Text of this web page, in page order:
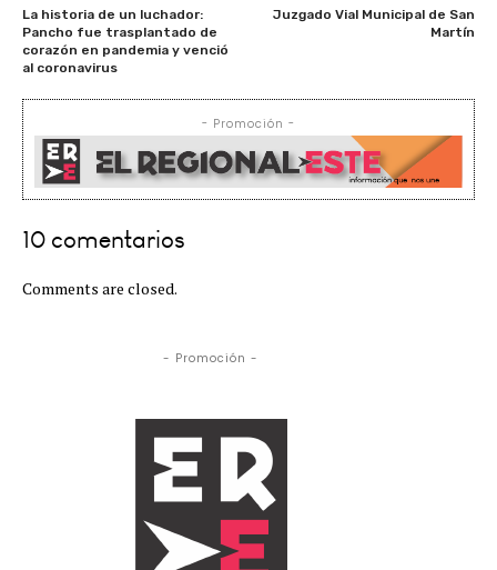
La historia de un luchador:
Pancho fue trasplantado de
corazón en pandemia y venció
al coronavirus
Juzgado Vial Municipal de San
Martín
- Promoción -
10 comentarios
Comments are closed.
- Promoción -